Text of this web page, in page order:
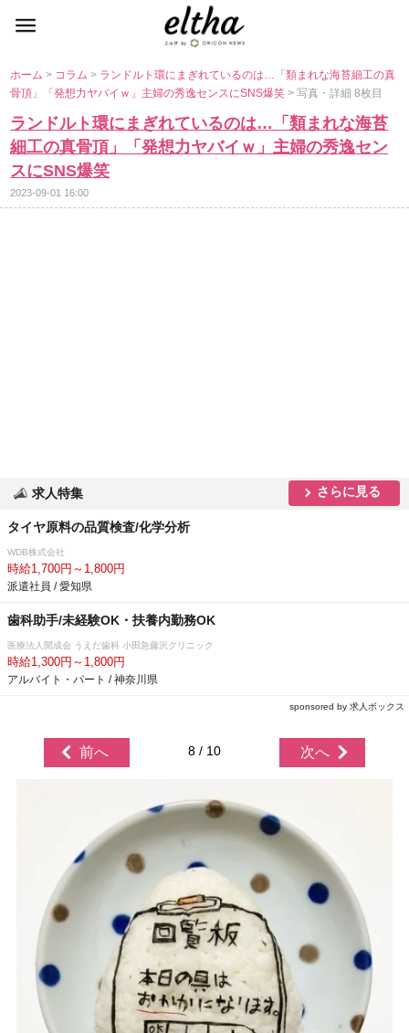
ホーム> コラム> ランドルト環にまぎれているのは…「類まれな海苔細工の真
骨頂」「発想力ヤバイｗ」主婦の秀逸センスにSNS爆笑> 写真・詳細 8枚目
ランドルト環にまぎれているのは…「類まれな海苔
細工の真骨頂」「発想力ヤバイｗ」主婦の秀逸セン
スにSNS爆笑
2023-09-01 16:00
求人特集 さらに見る
タイヤ原料の品質検査/化学分析
WDB株式会社
時給1,700円～1,800円
派遣社員 / 愛知県
歯科助手/未経験OK・扶養内勤務OK
医療法人開成会 うえだ歯科 小田急藤沢クリニック
時給1,300円～1,800円
アルバイト・パート / 神奈川県
sponsored by 求人ボックス
前へ 8 / 10 次へ